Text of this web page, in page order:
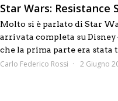
Star Wars: Resistance
Molto si è parlato di Star
arrivata completa su
che la prima parte era stata
Carlo Federico Rossi 2 Giugno